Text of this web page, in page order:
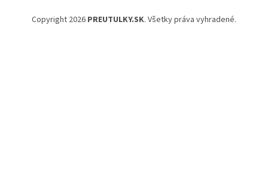
Copyright 2026 PREUTULKY.SK. Všetky práva vyhradené.